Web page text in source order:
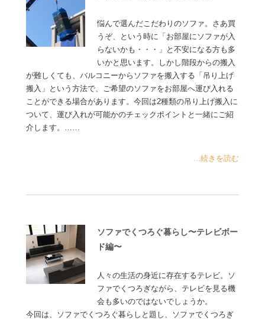
悩んで選んだこだわりのソファ。さあ買
うぞ、という時に「お部屋にソファが入
らないかも・・・」と不安になる方も多
いかと思います。しかし階段からの搬入
が難しくても、バルコニーからソファを搬入する「吊り上げ
搬入」という方法で、ご希望のソファをお部屋へ運び入れる
ことができる場合があります。今回は2種類の吊り上げ搬入に
ついて、運び入れが可能かのチェックポイントと一緒にご紹
介します。……
...続きを読む
ソファでくつろぐ暮らし〜テレビボー
ド編〜
人々の生活の身近に存在するテレビ。ソ
ファでくつろぎながら、テレビを見る機
会も多いのではないでしょうか。
今回は、ソファでくつろぐ暮らしと題し、ソファでくつろぎ